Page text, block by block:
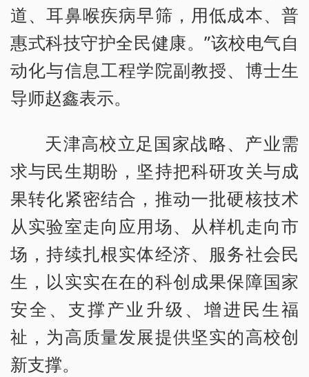
道、耳鼻喉疾病早筛，用低成本、普
惠式科技守护全民健康。”该校电气自
动化与信息工程学院副教授、博士生
导师赵鑫表示。
天津高校立足国家战略、产业需
求与民生期盼，坚持把科研攻关与成
果转化紧密结合，推动一批硬核技术
从实验室走向应用场、从样机走向市
场，持续扎根实体经济、服务社会民
生，以实实在在的科创成果保障国家
安全、支撑产业升级、增进民生福
祉，为高质量发展提供坚实的高校创
新支撑。